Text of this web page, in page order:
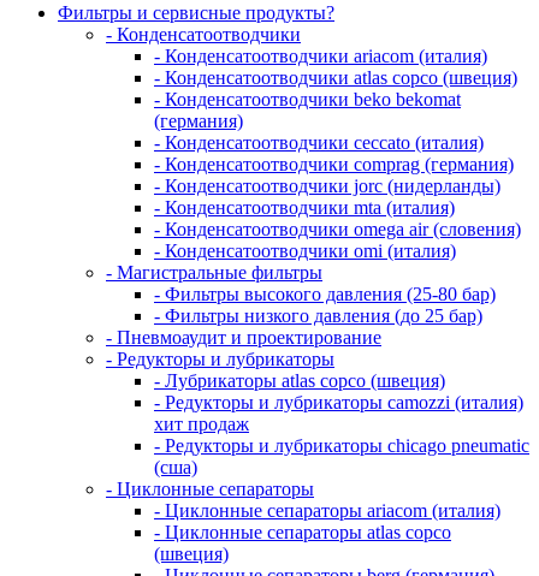
Фильтры и сервисные продукты?
- Конденсатоотводчики
- Конденсатоотводчики ariacom (италия)
- Конденсатоотводчики atlas copco (швеция)
- Конденсатоотводчики beko bekomat
(германия)
- Конденсатоотводчики ceccato (италия)
- Конденсатоотводчики comprag (германия)
- Конденсатоотводчики jorc (нидерланды)
- Конденсатоотводчики mta (италия)
- Конденсатоотводчики omega air (словения)
- Конденсатоотводчики omi (италия)
- Магистральные фильтры
- Фильтры высокого давления (25-80 бар)
- Фильтры низкого давления (до 25 бар)
- Пневмоаудит и проектирование
- Редукторы и лубрикаторы
- Лубрикаторы atlas copco (швеция)
- Редукторы и лубрикаторы camozzi (италия)
хит продаж
- Редукторы и лубрикаторы chicago pneumatic
(сша)
- Циклонные сепараторы
- Циклонные сепараторы ariacom (италия)
- Циклонные сепараторы atlas copco
(швеция)